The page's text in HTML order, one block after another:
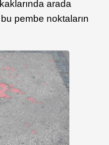
arada
bu pembe noktaların